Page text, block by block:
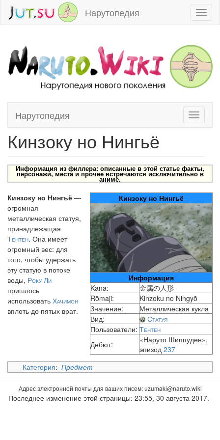
Нарутопедия
Toggle
Нарутопедия
Перейти к:навигация,поиск
Кинзоку но Нингьё
Информация из филлера: описанные в этой статье факты,
персонажи, места и прочее встречаются исключительно в
аниме.
Кинзоку но Нингьё
Информация
Kana:
金属の人形
Rōmaji:
Kinzoku no Ningyō
Значение:
Металлическая кукла
Вид:
Статуя
Пользователи: Тентен
Дебют:
«Наруто Шиппуден»,
эпизод 237
Кинзоку но Нингьё —
огромная
металлическая статуя,
принадлежащая
Тентен. Она имеет
огромный вес: для
того, чтобы удержать
эту статую в потоке
воды, Року Ли
пришлось
использовать Хачимон
вплоть до пятых врат.
Категория: Предмет
Адрес электронной почты для ваших писем:uzumaki
Последнее изменение этой страницы: 23:55, 30 августа 2017.